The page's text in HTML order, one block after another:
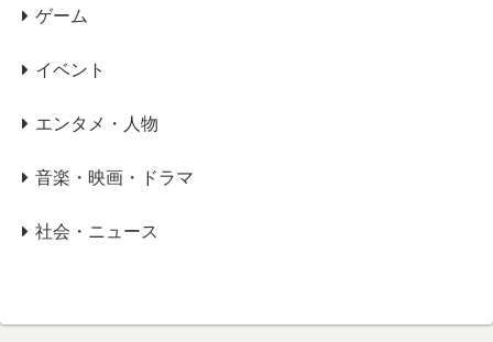
ゲーム
イベント
エンタメ・人物
音楽・映画・ドラマ
社会・ニュース